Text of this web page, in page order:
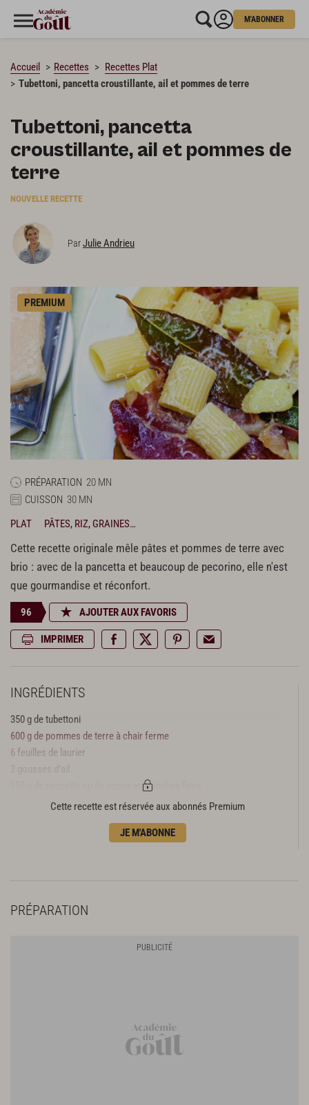
M'ABONNER
Accueil Recettes
Recettes Plat
Tubettoni, pancetta croustillante, ail et pommes de terre
Tubettoni, pancetta
croustillante, ail et pommes de
terre
NOUVELLE RECETTE
ParJulie Andrieu
PREMIUM
PRÉPARATION 20 MN
CUISSON 30 MN
PLAT
PÂTES, RIZ, GRAINES…
Cette recette originale mêle pâtes et pommes de terre avec
brio : avec de la pancetta et beaucoup de pecorino, elle n'est
que gourmandise et réconfort.
96 AJOUTER AUX FAVORIS
IMPRIMER
INGRÉDIENTS
350 g de tubettoni
600 g de pommes de terre à chair ferme
6 feuilles de laurier
2 gousses d'ail
150 g de pancetta ou de coppa en tranches fines
4 c. à s. huile d'olive
Cette recette est réservée aux abonnés Premium
JE M'ABONNE
PRÉPARATION
CHARGEMENT…